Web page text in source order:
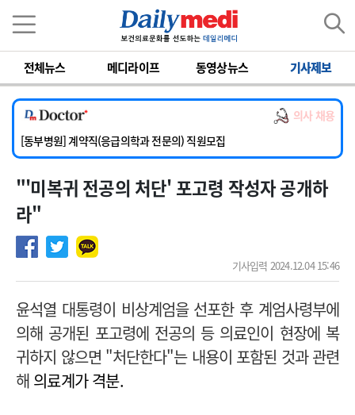
전체뉴스 메디라이프 동영상뉴스 기사제보
의사 채용
[서울아산병원] 2026년 하반기 인턴 모집
[영남대학교의료원] 마취통증의학과 임기제 임상의사 채용
[충남대학교병원] 소아청소년과(소아응급전담) 계약직 의사 공개채용
[동부병원] 계약직(응급의학과 전문의) 직원모집
[이대목동병원] 하반기 전공의(레지던트1년차) 모집
[서울아산병원] 2026년 하반기 인턴 모집
[영남대학교의료원] 마취통증의학과 임기제 임상의사 채용
"'미복귀 전공의 처단' 포고령 작성자 공개하
라"
기사입력 2024.12.04 15:46
윤석열 대통령이 비상계엄을 선포한 후 계엄사령부에
의해 공개된 포고령에 전공의 등 의료인이 현장에 복
귀하지 않으면 "처단한다"는 내용이 포함된 것과 관련
해 의료계가 격분.